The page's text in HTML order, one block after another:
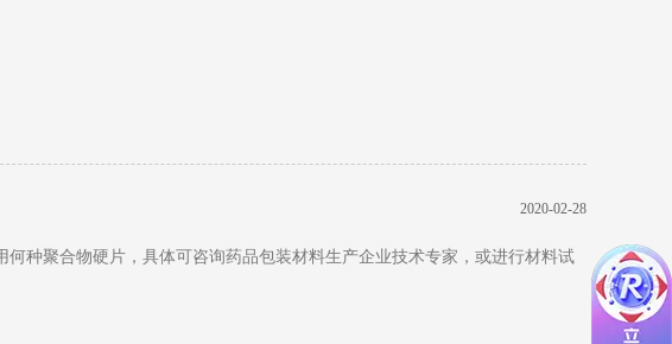
2020-02-28
种聚合物硬片，具体可咨询药品包装材料生产企业技术专家，或进行材料试